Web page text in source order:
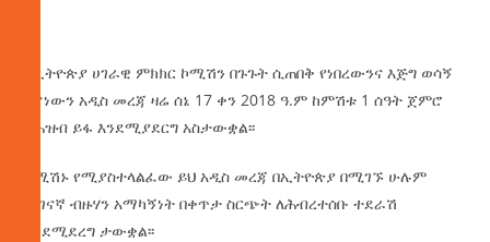
የኢትዮጵያ ሀገራዊ ምክክር ኮሚሽን በጉጉት ሲጠበቅ የነበረውንና እጅግ ወሳኝ
የሆነውን አዲስ መረጃ ዛሬ ሰኔ 17 ቀን 2018 ዓ.ም ከምሽቱ 1 ሰዓት ጀምሮ
ለሕዝብ ይፋ እንደሚያደርግ አስታውቋል፡፡
ኮሚሽኑ የሚያስተላልፈው ይህ አዲስ መረጃ በኢትዮጵያ በሚገኙ ሁሉም
መገናኛ ብዙሃን አማካኝነት በቀጥታ ስርጭት ለሕብረተሰቡ ተደራሽ
እንደሚደረግ ታውቋል፡፡